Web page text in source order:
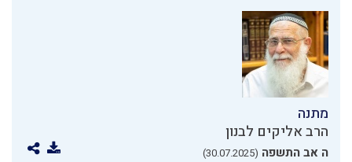
מתנה
הרב אליקים לבנון
ה אב התשפה (30.07.2025)